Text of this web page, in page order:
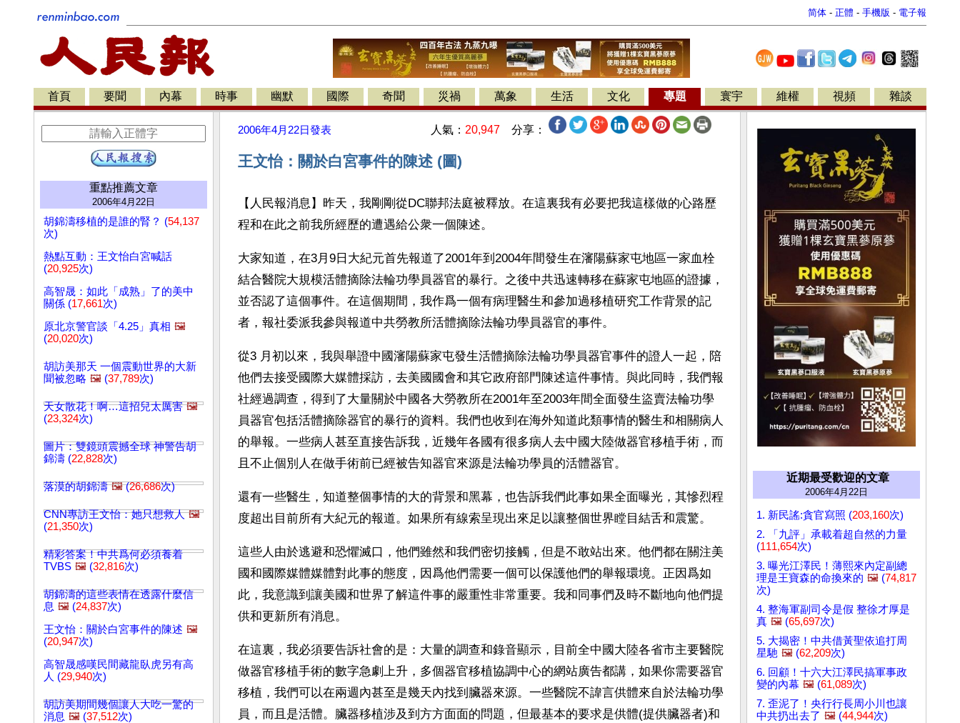
简体 - 正體 - 手機版 - 電子報
首頁 要聞 內幕 時事 幽默 國際 奇聞 災禍 萬象 生活 文化 專題 寰宇 維權 視頻 雜談
重點推薦文章
2006年4月22日
胡錦濤移植的是誰的腎？ (54,137
次)
熱點互動：王文怡白宮喊話
(20,925次)
高智晟：如此「成熟」了的美中
關係 (17,661次)
原北京警官談「4.25」真相 🖼️
(20,020次)
胡訪美那天 一個震動世界的大新
聞被忽略 🖼️ (37,789次)
天女散花！啊…這招兒太厲害 🖼️
(23,324次)
圖片：雙鏡頭震撼全球 神警告胡
錦濤 (22,828次)
落漠的胡錦濤 🖼️(26,686次)
CNN專訪王文怡：她只想救人 🖼️
(21,350次)
精彩答案！中共爲何必須養着
TVBS 🖼️ (32,816次)
胡錦濤的這些表情在透露什麼信
息 🖼️ (24,837次)
王文怡：關於白宮事件的陳述 🖼️
(20,947次)
高智晟感嘆民間藏龍臥虎另有高
人 (29,940次)
胡訪美期間幾個讓人大吃一驚的
消息 🖼️ (37,512次)
2006年4月22日發表 人氣： 20,947 分享：
王文怡：關於白宮事件的陳述 (圖)
【人民報消息】昨天，我剛剛從DC聯邦法庭被釋放。在這裏我有必要把我這樣做的心路歷
程和在此之前我所經歷的遭遇給公衆一個陳述。
大家知道，在3月9日大紀元首先報道了2001年到2004年間發生在瀋陽蘇家屯地區一家血栓
結合醫院大規模活體摘除法輪功學員器官的暴行。之後中共迅速轉移在蘇家屯地區的證據，
並否認了這個事件。在這個期間，我作爲一個有病理醫生和參加過移植研究工作背景的記
者，報社委派我參與報道中共勞教所活體摘除法輪功學員器官的事件。
從3 月初以來，我與舉證中國瀋陽蘇家屯發生活體摘除法輪功學員器官事件的證人一起，陪
他們去接受國際大媒體採訪，去美國國會和其它政府部門陳述這件事情。與此同時，我們報
社經過調查，得到了大量關於中國各大勞教所在2001年至2003年間全面發生盜賣法輪功學
員器官包括活體摘除器官的暴行的資料。我們也收到在海外知道此類事情的醫生和相關病人
的舉報。一些病人甚至直接告訴我，近幾年各國有很多病人去中國大陸做器官移植手術，而
且不止個別人在做手術前已經被告知器官來源是法輪功學員的活體器官。
還有一些醫生，知道整個事情的大的背景和黑幕，也告訴我們此事如果全面曝光，其慘烈程
度超出目前所有大紀元的報道。如果所有線索呈現出來足以讓整個世界瞠目結舌和震驚。
這些人由於逃避和恐懼滅口，他們雖然和我們密切接觸，但是不敢站出來。他們都在關注美
國和國際媒體媒體對此事的態度，因爲他們需要一個可以保護他們的舉報環境。正因爲如
此，我意識到讓美國和世界了解這件事的嚴重性非常重要。我和同事們及時不斷地向他們提
供和更新所有消息。
在這裏，我必須要告訴社會的是：大量的調查和錄音顯示，目前全中國大陸各省市主要醫院
做器官移植手術的數字急劇上升，多個器官移植協調中心的網站廣告都講，如果你需要器官
移植，我們可以在兩週內甚至是幾天內找到臟器來源。一些醫院不諱言供體來自於法輪功學
員，而且是活體。臟器移植涉及到方方面面的問題，但最基本的要求是供體(提供臟器者)和
近期最受歡迎的文章
2006年4月22日
1. 新民謠:貪官寫照 (203,160次)
2. 「九評」承載着超自然的力量
(111,654次)
3. 曝光江澤民！薄熙來內定副總
理是王寶森的命換來的 🖼️ (74,817
次)
4. 整海軍副司令是假 整徐才厚是
真 🖼️ (65,697次)
5. 大揭密！中共借黃聖依追打周
星馳 🖼️ (62,209次)
6. 回顧！十六大江澤民搞軍事政
變的內幕 🖼️ (61,089次)
7. 歪泥了！央行行長周小川也讓
中共扔出去了 🖼️ (44,944次)